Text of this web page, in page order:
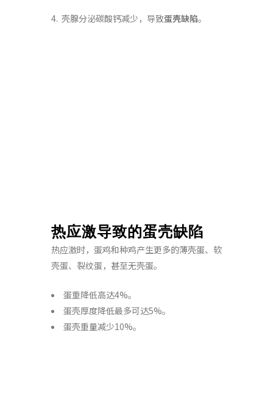
4. 壳腺分泌碳酸钙减少，导致蛋壳缺陷。
热应激导致的蛋壳缺陷
热应激时，蛋鸡和种鸡产生更多的薄壳蛋、软
壳蛋、裂纹蛋，甚至无壳蛋。
蛋重降低高达4%。
蛋壳厚度降低最多可达5%。
蛋壳重量减少10%。